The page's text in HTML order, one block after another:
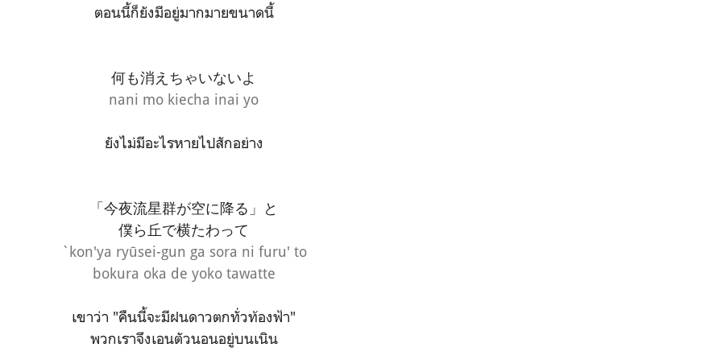
ตอนนี้ก็ยังมีอยู่มากมายขนาดนี้
何も消えちゃいないよ
nani mo kiecha inai yo
ยังไม่มีอะไรหายไปสักอย่าง
「今夜流星群が空に降る」と
僕ら丘で横たわって
`kon'ya ryūsei-gun ga sora ni furu' to
bokura oka de yoko tawatte
เขาว่า "คืนนี้จะมีฝนดาวตกทั่วท้องฟ้า"
พวกเราจึงเอนตัวนอนอยู่บนเนิน